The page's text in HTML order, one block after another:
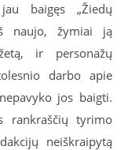
baigęs „Žiedų
naujo, žymiai ją
ir personažų
darbo apie
jos baigti.
rankraščių tyrimo
neiškraipytą